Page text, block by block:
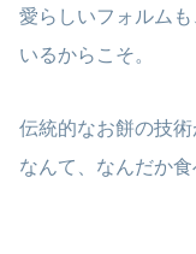
愛らしいフォルム
いるからこそ。
伝統的なお餅の技
なんて、なんだか